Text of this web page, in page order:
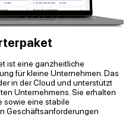
ist eine ganzheitliche
für kleine Unternehmen. Das
in der Cloud und unterstützt
Unternehmens. Sie erhalten
sowie eine stabile
Geschäftsanforderungen